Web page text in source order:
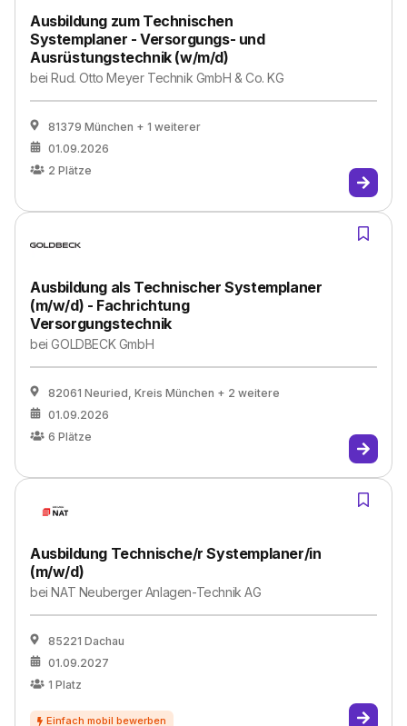
Ausbildung zum Technischen
Systemplaner - Versorgungs- und
Ausrüstungstechnik (w/m/d)
beiRud. Otto Meyer Technik GmbH & Co. KG
81379 München + 1 weiterer
01.09.2026
2 Plätze
Ausbildung als Technischer Systemplaner
(m/w/d) - Fachrichtung
Versorgungstechnik
beiGOLDBECK GmbH
82061 Neuried, Kreis München + 2 weitere
01.09.2026
6 Plätze
Ausbildung Technische/r Systemplaner/in
(m/w/d)
beiNAT Neuberger Anlagen-Technik AG
85221 Dachau
01.09.2027
1 Platz